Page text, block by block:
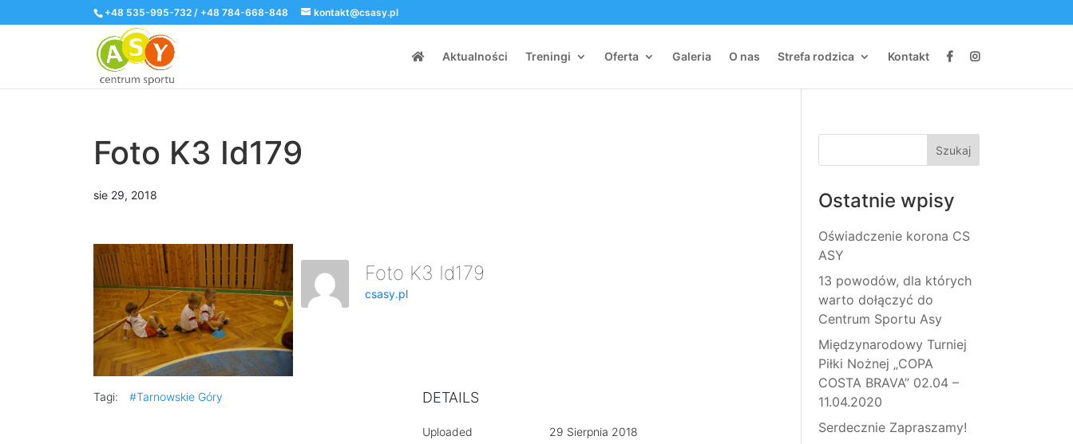
+48 535-995-732 / +48 784-668-848 kontakt@csasy.pl
Aktualności Treningi Oferta Galeria O nas Strefa rodzica Kontakt
Foto K3 Id179
sie 29, 2018
Foto K3 Id179
csasy.pl
Tagi: #Tarnowskie Góry DETAILS
Uploaded 29 Sierpnia 2018
Ostatnie wpisy
Oświadczenie korona CS
ASY
13 powodów, dla których
warto dołączyć do
Centrum Sportu Asy
Międzynarodowy Turniej
Piłki Nożnej „COPA
COSTA BRAVA” 02.04 –
11.04.2020
Serdecznie Zapraszamy!